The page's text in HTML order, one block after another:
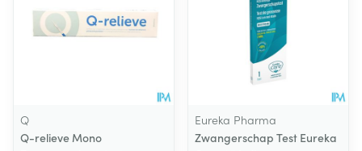
Q
Q-relieve Mono
Eureka Pharma
Zwangerschap Test Eureka